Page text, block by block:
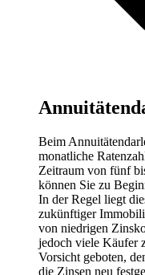
Beim
monatliche
Zeitraum von fünf
können Sie zu
In der Regel liegt
zukünftiger
von niedrigen
jedoch viele Käufer
Vorsicht geboten,
die Zinsen neu